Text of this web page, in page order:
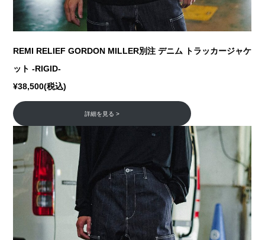
REMI RELIEF GORDON MILLER別注 デニム トラッカージャケ
ット -RIGID-
¥38,500(税込)
詳細を見る >